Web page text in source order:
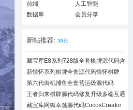
前端
人工智能
数据库
会员分享
新帖推荐: 30日
藏宝库E8系列728版全套棋牌源代码含
728UI工
新情怀系列棋牌全套源代码情怀棋牌
700+子游
第六代街机捕鱼全套营运级源代码
Creator跨
王者归来棋牌源代码修复升级多端互通
近百款
藏宝库网狐卓越源代码CocosCreator